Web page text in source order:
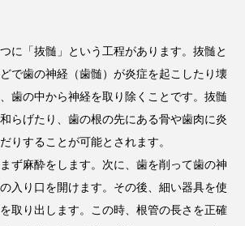
に「抜髄」という工程があります。抜髄と
で歯の神経（歯髄）が炎症を起こしたり壊
歯の中から神経を取り除くことです。抜髄
らげたり、歯の根の先にある骨や歯肉に炎
りすることが可能とされます。
ず麻酔をします。次に、歯を削って歯の神
入り口を開けます。その後、細い器具を使
取り出します。この時、根管の長さを正確